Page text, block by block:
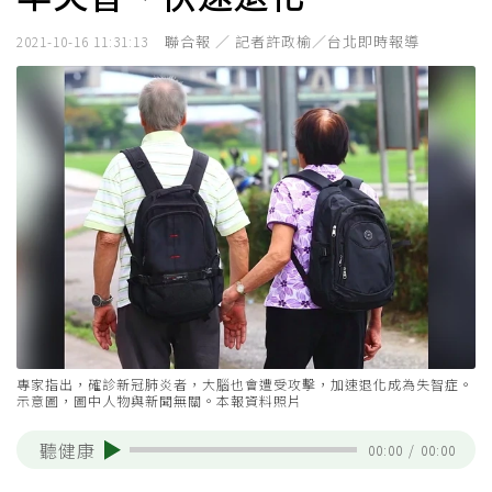
2021-10-16 11:31:13 聯合報 ／ 記者許政榆／台北即時報導
專家指出，確診新冠肺炎者，大腦也會遭受攻擊，加速退化成為失智症。
示意圖，圖中人物與新聞無關。本報資料照片
聽健康 00:00 / 00:00